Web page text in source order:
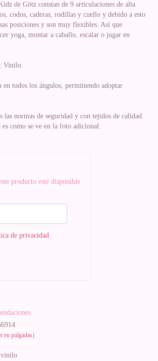
de Götz constan de 9 articulaciones de alta
codos, caderas, rodillas y cuello y debido a esto
posiciones y son muy flexibles. Así que
yoga, montar a caballo, escalar o jugar en
Vinilo.
en todos los ángulos, permitiendo adoptar
las normas de seguridad y con tejidos de calidad.
como se ve en la foto adicional.
producto esté disponible
de privacidad
en pulgadas)
vinilo